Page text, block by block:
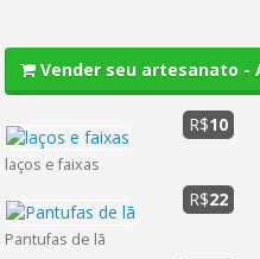
Vender seu artesanato -
laços e faixas
R$10
Pantufas de lã
R$22